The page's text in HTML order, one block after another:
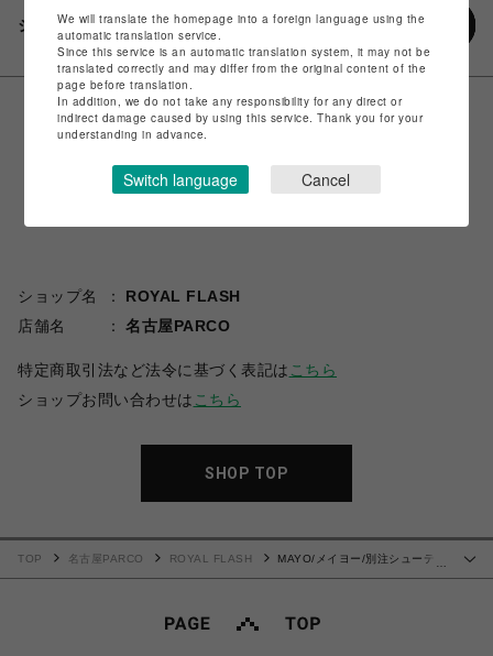
シェアする
ショップ名
ROYAL FLASH
店舗名
名古屋PARCO
特定商取引法など法令に基づく表記は こちら
ショップお問い合わせは こちら
SHOP TOP
…
TOP 名古屋PARCO ROYAL FLASH
MAYO/メイヨー/別注シューティ
We will translate the homepage into a foreign language using the
automatic translation service.
Since this service is an automatic translation system, it may not be
translated correctly and may differ from the original content of the
page before translation.
In addition, we do not take any responsibility for any direct or
indirect damage caused by using this service. Thank you for your
understanding in advance.
Switch language Cancel